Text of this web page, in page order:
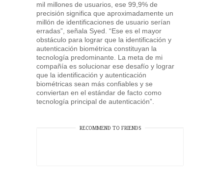
mil millones de usuarios, ese 99,9% de
precisión significa que aproximadamente un
millón de identificaciones de usuario serían
erradas”, señala Syed. “Ese es el mayor
obstáculo para lograr que la identificación y
autenticación biométrica constituyan la
tecnología predominante. La meta de mi
compañía es solucionar ese desafío y lograr
que la identificación y autenticación
biométricas sean más confiables y se
conviertan en el estándar de facto como
tecnología principal de autenticación”.
RECOMMEND TO FRIENDS